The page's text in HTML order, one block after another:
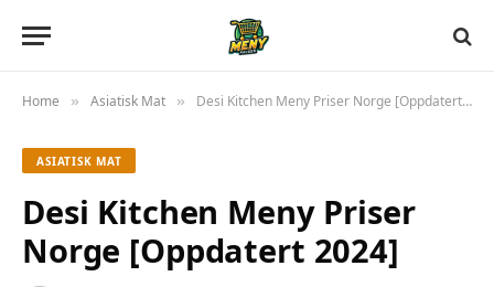
Home » Asiatisk Mat » Desi Kitchen Meny Priser Norge [Oppdatert 2024]
ASIATISK MAT
Desi Kitchen Meny Priser
Norge [Oppdatert 2024]